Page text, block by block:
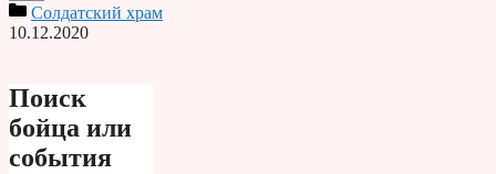
PrintСолдатский храм
10.12.2020
Поиск
бойца или
события